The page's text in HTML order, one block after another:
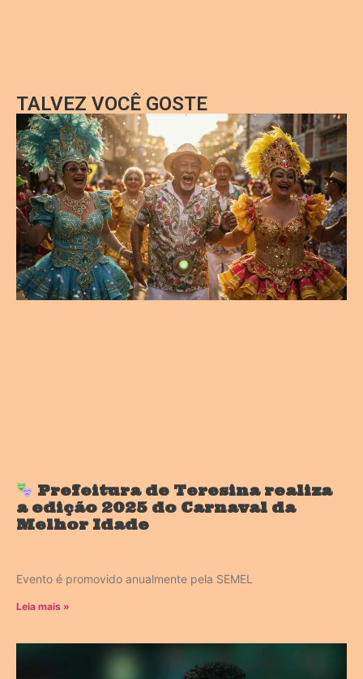
TALVEZ VOCÊ GOSTE
Prefeitura de Teresina realiza
a edição 2025 do Carnaval da
Melhor Idade
Evento é promovido anualmente pela SEMEL
Leia mais »